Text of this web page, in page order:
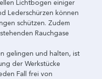
Lichtbogen einiger
Lederschürzen können
schützen. Zudem
Rauchgase
gelingen und halten, ist
der Werkstücke
Fall frei von